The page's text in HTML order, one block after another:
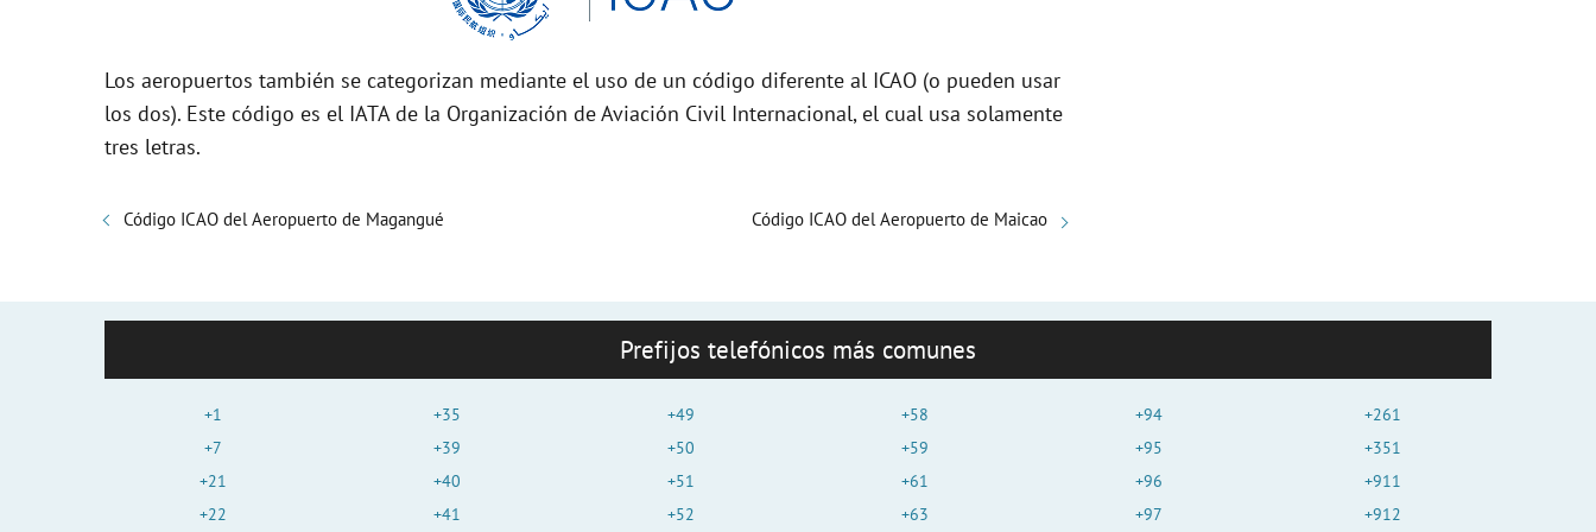
e
Los aeropuertos también se categorizan mediante el uso de un código diferente al ICAO (o pueden usar
los dos). Este código es el IATA de la Organización de Aviación Civil Internacional, el cual usa solamente
tres letras.
Código ICAO del Aeropuerto de Magangué Código ICAO del Aeropuerto de Maicao
Prefijos telefónicos más comunes
+1
+7
+21
+22
+35
+39
+40
+41
+49
+50
+51
+52
+58
+59
+61
+63
+94
+95
+96
+97
+261
+351
+911
+912